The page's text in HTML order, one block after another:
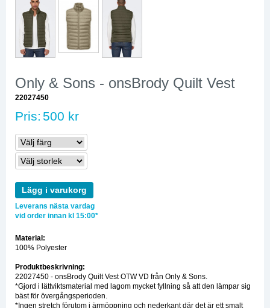
Only & Sons - onsBrody Quilt Vest
22027450
Pris: 500 kr
Lägg i varukorg
Leverans nästa vardag
vid order innan kl 15:00*
Material:
100% Polyester
Produktbeskrivning:
22027450 - onsBrody Quilt Vest OTW VD från Only & Sons.
*Gjord i lättviktsmaterial med lagom mycket fyllning så att den lämpar sig
bäst för övergångsperioden.
*Ingen stretch förutom i ärmöppning och nederkant där det är ett smalt